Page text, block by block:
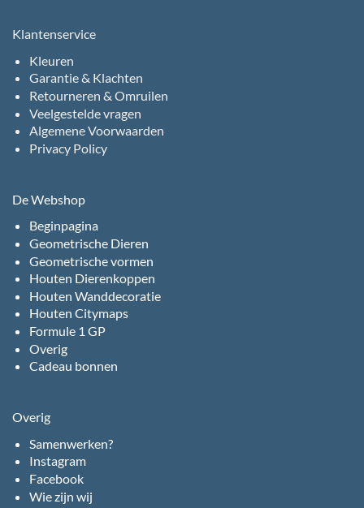
Klantenservice
Kleuren
Garantie & Klachten
Retourneren & Omruilen
Veelgestelde vragen
Algemene Voorwaarden
Privacy Policy
De Webshop
Beginpagina
Geometrische Dieren
Geometrische vormen
Houten Dierenkoppen
Houten Wanddecoratie
Houten Citymaps
Formule 1 GP
Overig
Cadeau bonnen
Overig
Samenwerken?
Instagram
Facebook
Wie zijn wij